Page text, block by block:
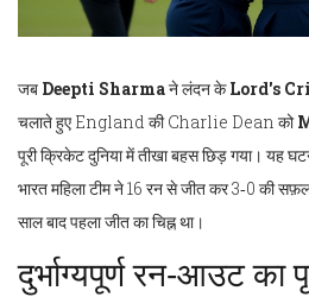
जब Deepti Sharmaने लंदन केLord's
चलाते हुए England की Charlie Dean को
पूरी क्रिकेट दुनिया में तीखा बहस छिड़ गया। यह
भारत महिला टीम ने 16 रन से जीत कर 3‑0 की
साल बाद पहला जीत का चिह्न था।
दुर्भाग्यपूर्ण रन‑आउट का